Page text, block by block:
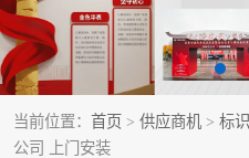
当前位置： 首页 > 供应商机 > 标
公司 上门安装
灯箱类
标识标牌类
展架